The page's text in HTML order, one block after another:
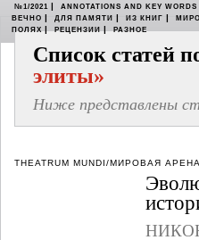
№1/2021 | ANNOTATIONS AND KEY WORDS
ВЕЧНО | ДЛЯ ПАМЯТИ | ИЗ КНИГ |
ПОЛЯХ | РЕЦЕНЗИИ | РАЗНОЕ
Список статей
элиты»
Ниже представлены
THEATRUM MUNDI/МИРОВАЯ АРЕНА